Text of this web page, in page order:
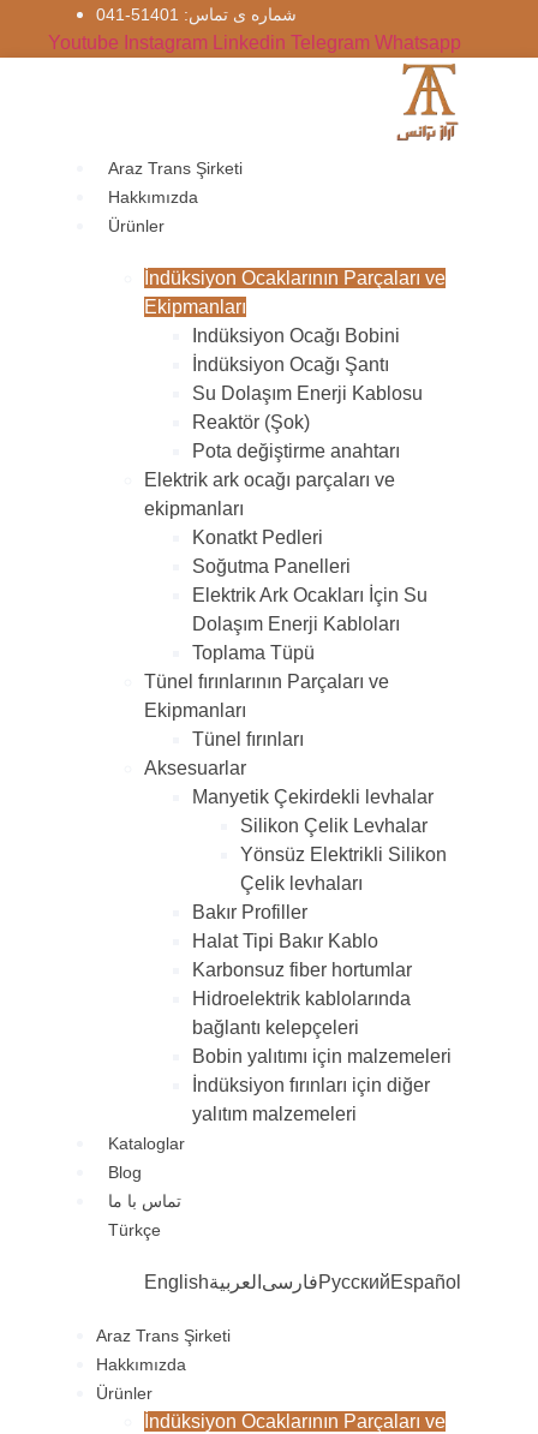
شماره‌ ی تماس: 51401-041
Youtube Instagram Linkedin Telegram Whatsapp
Araz Trans Şirketi
Hakkımızda
Ürünler
İndüksiyon Ocaklarının Parçaları ve
Ekipmanları
Indüksiyon Ocağı Bobini
İndüksiyon Ocağı Şantı
Su Dolaşım Enerji Kablosu
Reaktör (Şok)
Pota değiştirme anahtarı
Elektrik ark ocağı parçaları ve
ekipmanları
Konatkt Pedleri
Soğutma Panelleri
Elektrik Ark Ocakları İçin Su
Dolaşım Enerji Kabloları
Toplama Tüpü
Tünel fırınlarının Parçaları ve
Ekipmanları
Tünel fırınları
Aksesuarlar
Manyetik Çekirdekli levhalar
Silikon Çelik Levhalar
Yönsüz Elektrikli Silikon
Çelik levhaları
Bakır Profiller
Halat Tipi Bakır Kablo
Karbonsuz fiber hortumlar
Hidroelektrik kablolarında
bağlantı kelepçeleri
Bobin yalıtımı için malzemeleri
İndüksiyon fırınları için diğer
yalıtım malzemeleri
Kataloglar
Blog
تماس با ما
Türkçe
English فارسی العربية РусскийEspañol
Araz Trans Şirketi
Hakkımızda
Ürünler
İndüksiyon Ocaklarının Parçaları ve